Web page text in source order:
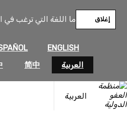
ما اللغة التي ترغب في
ENGLISH
العربية
简中
إغلاق
العربية
المحتوى